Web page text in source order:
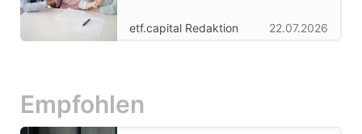
etf.capital Redaktion 22.07.2026
Empfohlen